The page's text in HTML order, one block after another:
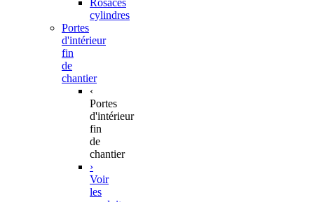
cylindres
Portes
d'intérieur
fin
de
chantier
‹
Portes
d'intérieur
fin
de
chantier
›
Voir
les